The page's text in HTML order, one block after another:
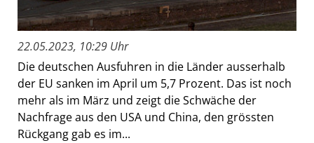
22.05.2023, 10:29 Uhr
Die deutschen Ausfuhren in die Länder ausserhalb
der EU sanken im April um 5,7 Prozent. Das ist noch
mehr als im März und zeigt die Schwäche der
Nachfrage aus den USA und China, den grössten
Rückgang gab es im...